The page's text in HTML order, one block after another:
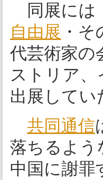
同展には
自由展 ・
代芸術家の
ストリア
出展してい
共同通信
落ちるよう
中国に謝罪